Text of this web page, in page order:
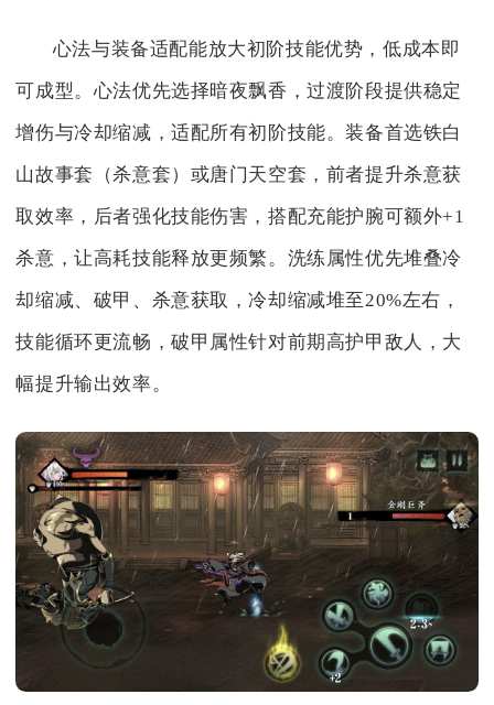
心法与装备适配能放大初阶技能优势，低成本即
可成型。心法优先选择暗夜飘香，过渡阶段提供稳定
增伤与冷却缩减，适配所有初阶技能。装备首选铁白
山故事套（杀意套）或唐门天空套，前者提升杀意获
取效率，后者强化技能伤害，搭配充能护腕可额外+1
杀意，让高耗技能释放更频繁。洗练属性优先堆叠冷
却缩减、破甲、杀意获取，冷却缩减堆至20%左右，
技能循环更流畅，破甲属性针对前期高护甲敌人，大
幅提升输出效率。